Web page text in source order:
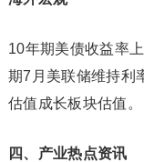
10年期美债收益率
期7月美联储维持利
估值成长板块估值。
四、产业热点资讯